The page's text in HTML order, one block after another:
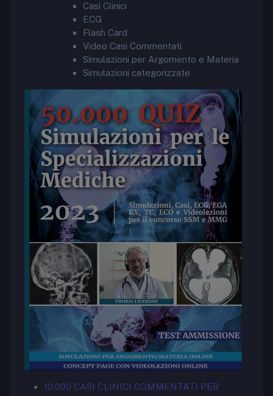
Casi Clinici
ECG
Flash Card
Video Casi Commentati
Simulazioni per Argomento e Materia
Simulazioni categorizzate
10.000 CASI CLINICI COMMENTATI PER